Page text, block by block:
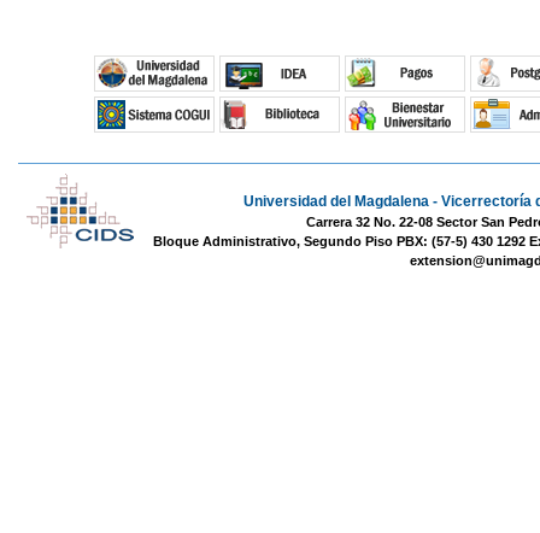
Universidad del Magdalena - Vicerrectoría
Carrera 32 No. 22-08 Sector San
Bloque Administrativo, Segundo Piso PBX: (57-5) 430 1292